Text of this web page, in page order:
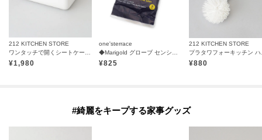
212 KITCHEN STORE
¥1,980
one'sterrace
¥825
212 KITCHEN STORE
¥880
#綺麗をキープする家事グッズ